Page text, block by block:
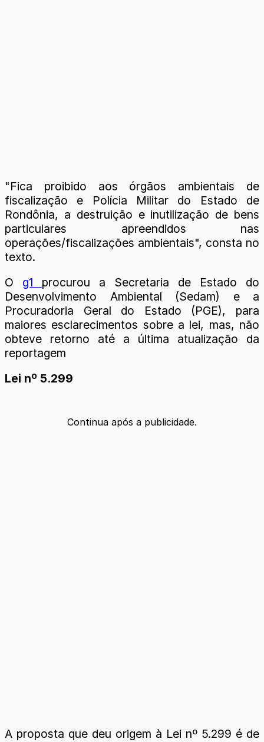
"Fica proibido aos órgãos ambientais de
fiscalização e Polícia Militar do Estado de
Rondônia, a destruição e inutilização de bens
particulares apreendidos nas
operações/fiscalizações ambientais", consta no
texto.
O g1 procurou a Secretaria de Estado do
Desenvolvimento Ambiental (Sedam) e a
Procuradoria Geral do Estado (PGE), para
maiores esclarecimentos sobre a lei, mas, não
obteve retorno até a última atualização da
reportagem
Lei nº 5.299
Continua após a publicidade.
A proposta que deu origem à Lei nº 5.299 é de